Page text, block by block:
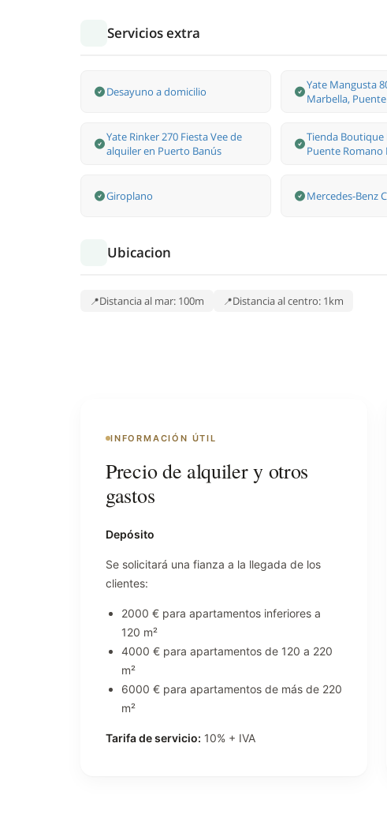
Servicios extra
Desayuno a domicilio
Yate Mangusta
Marbella,
Yate Rinker 270 Fiesta Vee de
alquiler en Puerto Banús
Tienda Boutique
Puente Romano
Giroplano Mercedes-Benz
Ubicacion
Distancia al mar: 100m Distancia al centro: 1km
INFORMACIÓN ÚTIL
Precio de alquiler y otros
gastos
Depósito
Se solicitará una fianza a la llegada de los
clientes:
2000 € para apartamentos inferiores a
120 m²
4000 € para apartamentos de 120 a 220
m²
6000 € para apartamentos de más de 220
m²
Tarifa de servicio: 10% + IVA